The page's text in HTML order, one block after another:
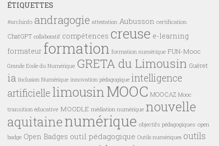
ÉTIQUETTES
#archinfo andragogie attestation Aubusson certification
ChatGPT collaboratif compétences creuse e-learning
formateur formation formation numérique FUN-Mooc
Grande Ecole du Numérique GRETA du Limousin Guéret
ia Inclusion Numérique innovation pédagogique intelligence
artificielle limousinMOOC MOOCAZ Mooc
transition éducative MOODLE médiation numérique nouvelle
aquitainenumérique objectifs pédagogiques open
badge Open Badges outil pédagogique Outils numériques outils